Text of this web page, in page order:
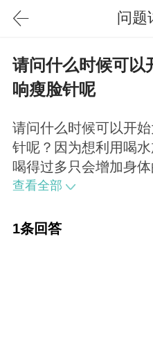
问题
请问什么时候可以
响瘦脸针呢
请问什么时候可以开
针呢？因为想利用喝
喝得过多只会增加身
新陈代谢的。每天要适
查看全部
1条回答